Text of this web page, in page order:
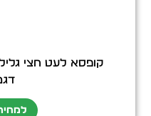
קופסא לעט חצי
דגם